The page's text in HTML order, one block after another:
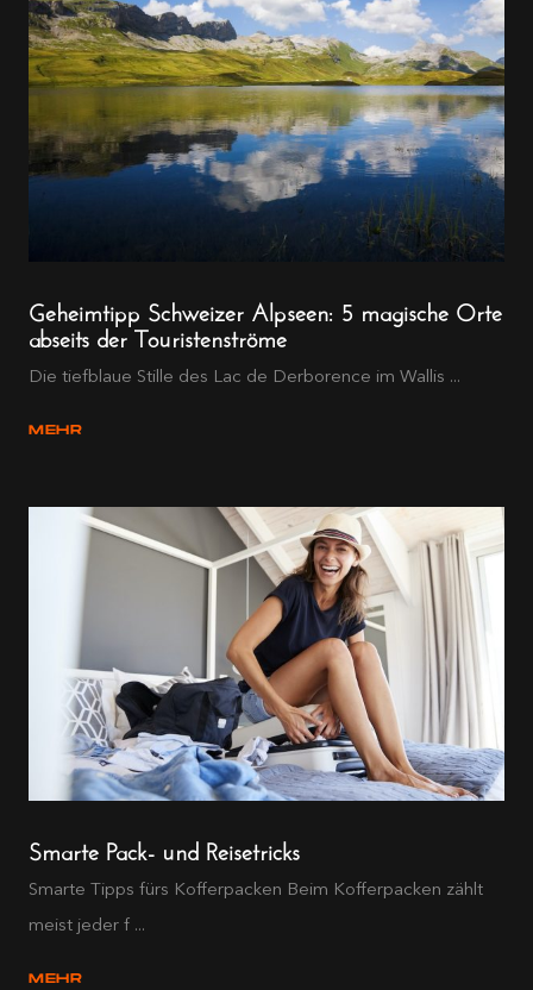
Geheimtipp Schweizer Alpseen: 5 magische Orte
abseits der Touristenströme
Die tiefblaue Stille des Lac de Derborence im Wallis ...
MEHR
Smarte Pack- und Reisetricks
Smarte Tipps fürs Kofferpacken Beim Kofferpacken zählt
meist jeder f ...
MEHR